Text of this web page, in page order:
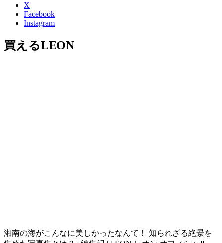
X
Facebook
Instagram
買えるLEON
湘南の海がこんなに美しかったなんて！ 知られざる絶景を